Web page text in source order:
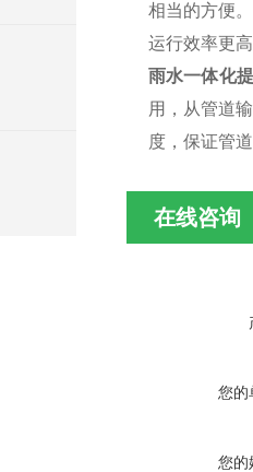
相当的方便
运行效率更
雨水一体化
用，从管道
度，保证管
在线咨询
您的
您的